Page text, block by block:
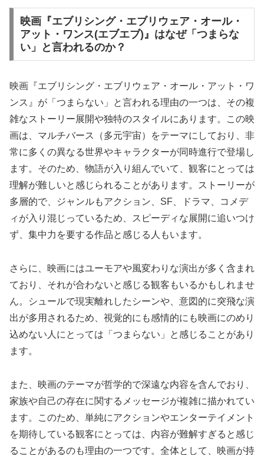
映画『エブリシング・エブリウェア・オール・
アット・ワンス(エブエブ)』はなぜ「つまらな
い」と言われるのか？
映画『エブリシング・エブリウェア・オール・アット・ワ
ンス』が「つまらない」と言われる理由の一つは、その複
雑なストーリー展開や独特のスタイルにあります。この映
画は、マルチバース（多元宇宙）をテーマにしており、非
常に多くの異なる世界やキャラクターが同時進行で登場し
ます。そのため、物語が入り組んでいて、観客にとっては
理解が難しいと感じられることがあります。ストーリーが
多層的で、ジャンルもアクション、SF、ドラマ、コメデ
ィが入り混じっているため、スピーディな展開に追いつけ
ず、集中力を要する作品と感じる人もいます。
さらに、映画にはユーモアや風変わりな演出が多く含まれ
ており、それが合わないと感じる観客もいるかもしれませ
ん。シュールで現実離れしたシーンや、意図的に突飛な演
出が多用されるため、視覚的にも感情的にも映画にのめり
込めない人にとっては「つまらない」と感じることがあり
ます。
また、映画のテーマが哲学的で深遠な内容を含んでおり、
家族や自己の存在に関するメッセージが複雑に描かれてい
ます。このため、単純にアクションやエンターテイメント
を期待している観客にとっては、内容が難解すぎると感じ
ることがあるのも理由の一つです。全体として、映画が持